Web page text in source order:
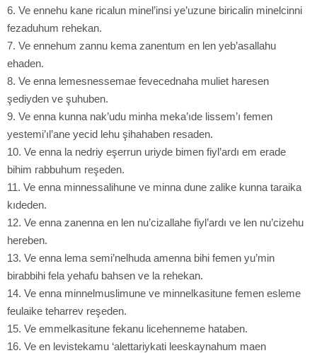
6. Ve ennehu kane ricalun minel’insi ye’uzune biricalin minelcinni
fezaduhum rehekan.
7. Ve ennehum zannu kema zanentum en len yeb’asallahu
ehaden.
8. Ve enna lemesnessemae fevecednaha muliet haresen
şediyden ve şuhuben.
9. Ve enna kunna nak’udu minha meka’ıde lissem’ı femen
yestemi’ıl’ane yecid lehu şihahaben resaden.
10. Ve enna la nedriy eşerrun uriyde bimen fiyl’ardı em erade
bihim rabbuhum reşeden.
11. Ve enna minnessalihune ve minna dune zalike kunna taraika
kıdeden.
12. Ve enna zanenna en len nu’cizallahe fiyl’ardı ve len nu’cizehu
hereben.
13. Ve enna lema semi’nelhuda amenna bihi femen yu’min
birabbihi fela yehafu bahsen ve la rehekan.
14. Ve enna minnelmuslimune ve minnelkasitune femen esleme
feulaike teharrev reşeden.
15. Ve emmelkasitune fekanu licehenneme hataben.
16. Ve en levistekamu ‘alettariykati leeskaynahum maen